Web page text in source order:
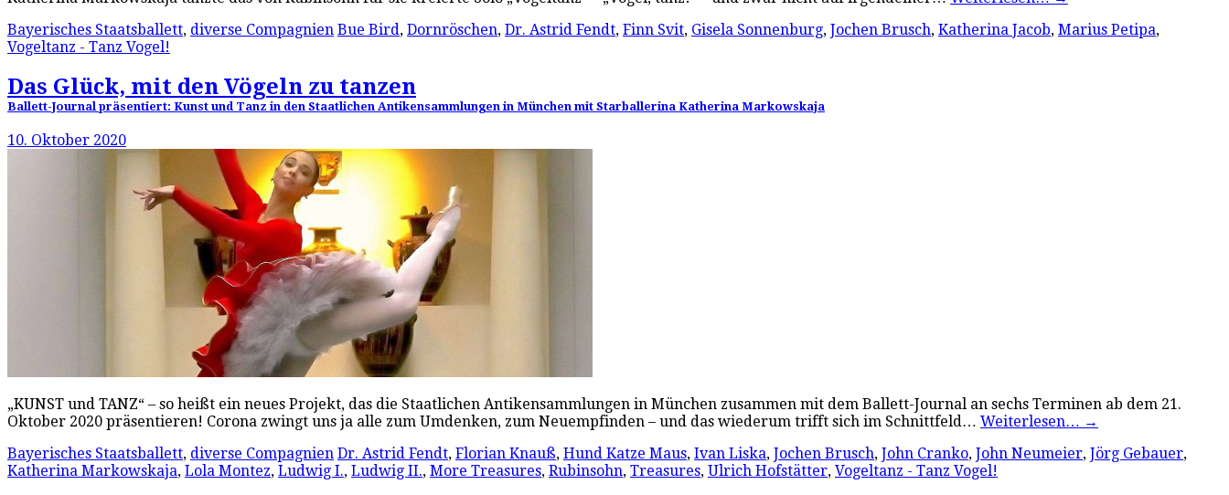
Bayerisches Staatsballett, diverse Compagnien Bue Bird, Dornröschen, Dr. Astrid Fendt, Finn Svit, Gisela Sonnenburg, Jochen Brusch, Katherina Jacob, Marius Petipa,
Vogeltanz - Tanz Vogel!
Das Glück, mit den Vögeln zu tanzen
Ballett-Journal präsentiert: Kunst und Tanz in den Staatlichen Antikensammlungen in München mit Starballerina Katherina Markowskaja
10. Oktober 2020
„KUNST und TANZ“ – so heißt ein neues Projekt, das die Staatlichen Antikensammlungen in München zusammen mit dem Ballett-Journal an sechs Terminen ab dem 21.
Oktober 2020 präsentieren! Corona zwingt uns ja alle zum Umdenken, zum Neuempfinden – und das wiederum trifft sich im Schnittfeld… Weiterlesen… →
Bayerisches Staatsballett, diverse Compagnien Dr. Astrid Fendt, Florian Knauß, Hund Katze Maus, Ivan Liska, Jochen Brusch, John Cranko, John Neumeier, Jörg Gebauer,
Katherina Markowskaja, Lola Montez, Ludwig I., Ludwig II., More Treasures, Rubinsohn, Treasures, Ulrich Hofstätter, Vogeltanz - Tanz Vogel!